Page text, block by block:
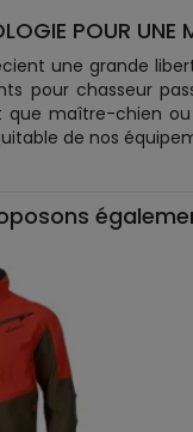
POUR UNE
une grande
pour chasseur
maître-chien ou
de nos